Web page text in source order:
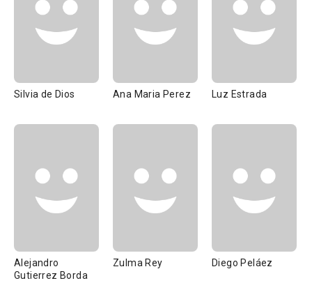
Silvia de Dios Ana Maria Perez Luz Estrada
Alejandro
Gutierrez Borda
Zulma Rey Diego Peláez